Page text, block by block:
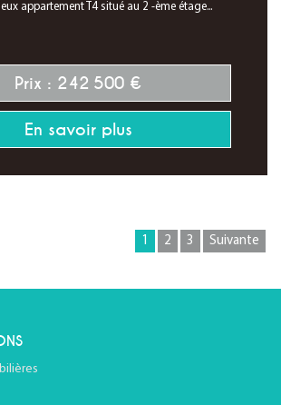
appartement T4 situé au 2 -ème étage...
Prix : 242 500 €
En savoir plus
1 2 3 Suivante